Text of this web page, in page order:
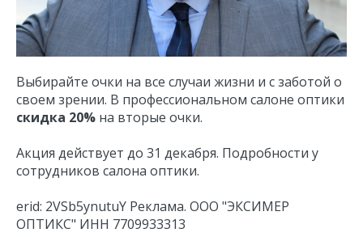
Выбирайте очки на все случаи жизни и с заботой о
своем зрении. В профессиональном салоне оптики
скидка 20% на вторые очки.
Акция действует до 31 декабря. Подробности у
сотрудников салона оптики.
erid: 2VSb5ynutuY Реклама. ООО "ЭКСИМЕР
ОПТИКС" ИНН 7709933313